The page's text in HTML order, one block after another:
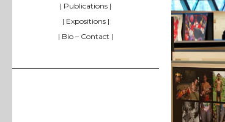
| Publications |
| Expositions |
| Bio – Contact |